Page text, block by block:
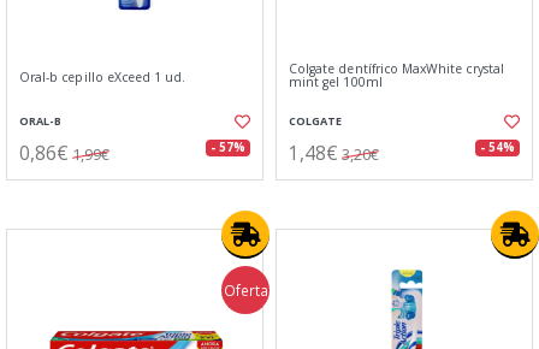
Oral-b cepillo eXceed 1 ud.
ORAL-B
0,86€ 1,99€ - 57%
Colgate dentífrico MaxWhite crystal
mint gel 100ml
COLGATE
1,48€ 3,20€ - 54%
Oferta